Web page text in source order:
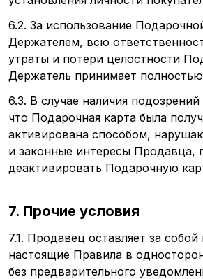
6.2. За использование
Держателем, всю
утраты и потери целостности
Держатель принимает полностью
6.3. В случае наличия
что Подарочная карта была
активирована способом,
и законные интересы Продавца,
деактивировать Подарочную
7. Прочие условия
7.1. Продавец оставляет за
настоящие Правила в
без предварительного